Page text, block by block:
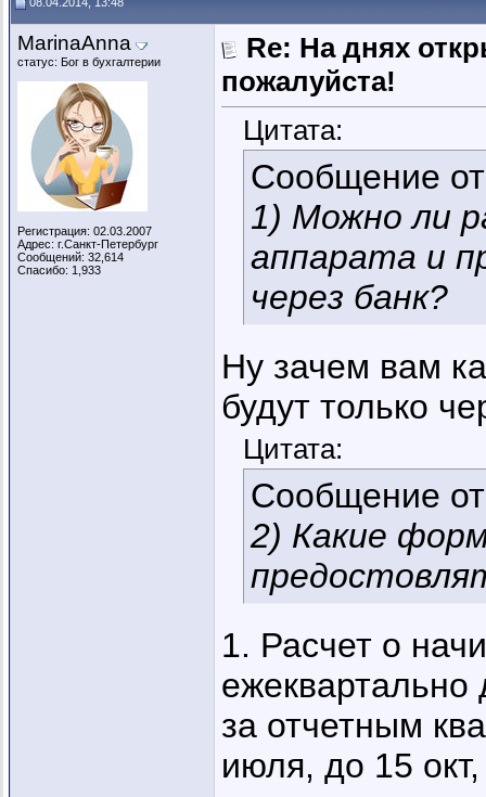
MarinaAnna
статус: Бог в бухгалтерии
Регистрация: 02.03.2007
Адрес: г.Санкт-Петербург
Сообщений: 32,614
Спасибо: 1,933
Re: На днях
пожалуйста!
Цитата:
Сообщение
1) Можно ли
аппарата и
через банк?
Ну зачем вам
будут только
Цитата:
Сообщение
2) Какие
1. Расчет о
за отчетным
июля, до 15